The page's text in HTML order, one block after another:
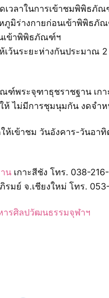
เวลาในการเข้าชมพิพิธภัณ
ภูมิร่างกายก่อนเข้าพิพิธภั
เข้าพิพิธภัณฑ์ฯ
ว้นระยะห่างกันประมาณ 2
พระจุฑาธุชราชฐาน เกา
ไม่มีการชุมนุมกัน งดจำ
เข้าชม วันอังคาร-วันอาทิ
น เกาะสีชัง โทร. 038-
มย์ จ.เชียงใหม่ โทร.
ารศิลปวัฒนธรรมจุฬาฯ